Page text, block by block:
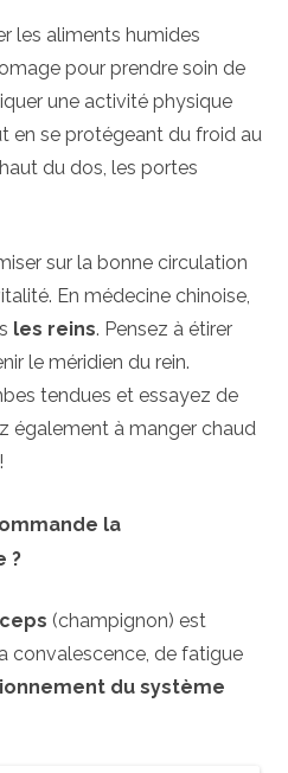
les aliments humides
pour prendre soin de
une activité physique
en se protégeant du froid au
du dos, les portes
sur la bonne circulation
En médecine chinoise,
les reins. Pensez à étirer
le méridien du rein.
tendues et essayez de
également à manger chaud
la
?
(champignon) est
convalescence, de fatigue
du système